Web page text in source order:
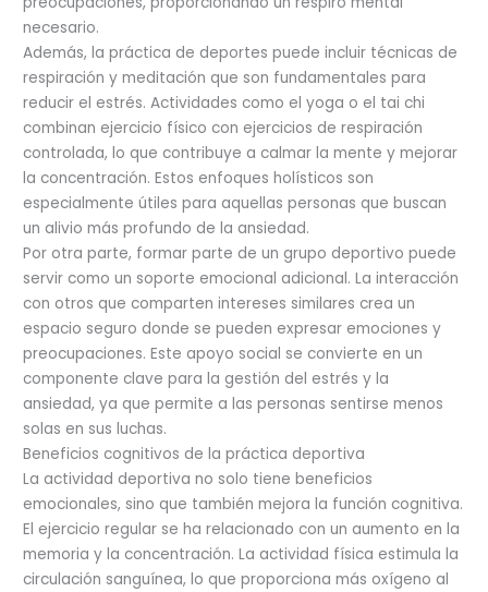
necesario.
Además, la práctica de deportes puede incluir técnicas de
respiración y meditación que son fundamentales para
reducir el estrés. Actividades como el yoga o el tai chi
combinan ejercicio físico con ejercicios de respiración
controlada, lo que contribuye a calmar la mente y mejorar
la concentración. Estos enfoques holísticos son
especialmente útiles para aquellas personas que buscan
un alivio más profundo de la ansiedad.
Por otra parte, formar parte de un grupo deportivo puede
servir como un soporte emocional adicional. La interacción
con otros que comparten intereses similares crea un
espacio seguro donde se pueden expresar emociones y
preocupaciones. Este apoyo social se convierte en un
componente clave para la gestión del estrés y la
ansiedad, ya que permite a las personas sentirse menos
solas en sus luchas.
Beneficios cognitivos de la práctica deportiva
La actividad deportiva no solo tiene beneficios
emocionales, sino que también mejora la función cognitiva.
El ejercicio regular se ha relacionado con un aumento en la
memoria y la concentración. La actividad física estimula la
circulación sanguínea, lo que proporciona más oxígeno al